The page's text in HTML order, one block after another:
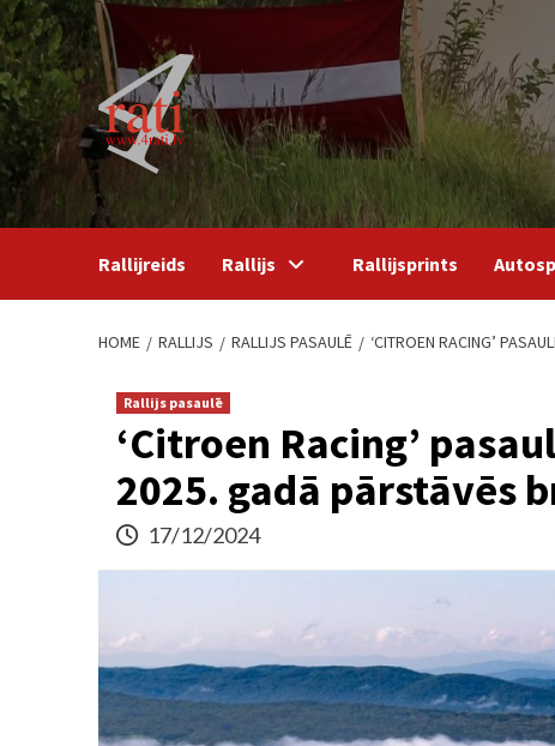
Skip
to
content
Rallijreids Rallijs Rallijsprints
HOME RALLIJS RALLIJS PASAULĒ ‘CITROEN RACING’
Rallijs pasaulē
‘Citroen Racing’
2025. gadā pārstāvēs
17/12/2024